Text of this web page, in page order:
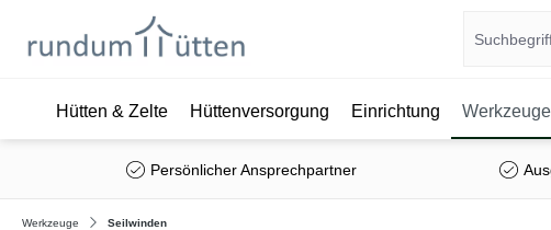
Zur Hauptnavigation springen
Hütten & Zelte Hüttenversorgung Einrichtung Werkzeuge
Persönlicher Ansprechpartner
Werkzeuge Seilwinden